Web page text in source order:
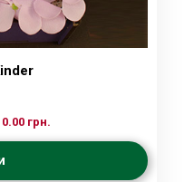
грн.